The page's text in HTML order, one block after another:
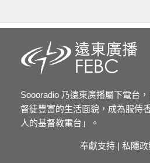
Soooradio 乃遠東廣播屬下電台
督徒豐富的生活面貌，成為服侍
人的基督教電台」。
奉獻支持 | 私隱政